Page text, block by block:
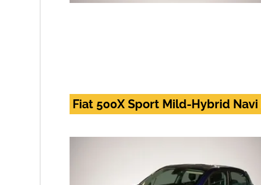
Fiat 500X Sport Mild-Hybrid